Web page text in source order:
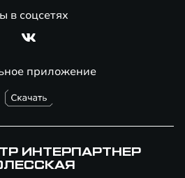
приложение
в соцсетях
ИНТЕРПАРТНЕР